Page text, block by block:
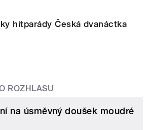
hitparády Česká dvanáctka
ROZHLASU
na úsměvný doušek moudré